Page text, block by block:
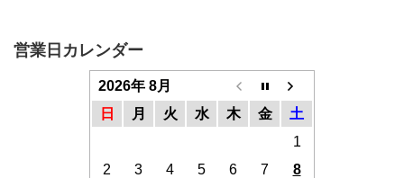
営業日カレンダー
2026年 8月
日
月 火 水 木 金
土
1
2
3 4 5 6 7
8